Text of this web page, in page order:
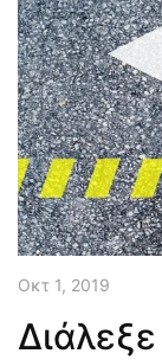
Οκτ 1, 2019